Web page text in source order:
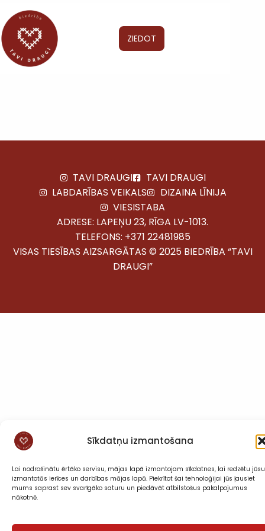
Sīkdatņu izmantošana
Lai nodrošinātu ērtāko servisu, mājas lapā izmantojam sīkdatnes, lai redzētu jūsu
izmantotās ierīces un darbības mājas lapā. Piekrītot šai tehnoloģijai jūs ļausiet
mums saprast sev svarīgāko saturu un piedāvāt atbilstošus pakalpojumus
nākotnē.
ZIEDOT
TAVI DRAUGI
TAVI DRAUGI
LABDARĪBAS VEIKALS
DIZAINA LĪNIJA
VIESISTABA
ADRESE: LAPEŅU 23, RĪGA LV-1013.
TELEFONS: +371 22481985
VISAS TIESĪBAS AIZSARGĀTAS © 2025 BIEDRĪBA “TAVI
DRAUGI”